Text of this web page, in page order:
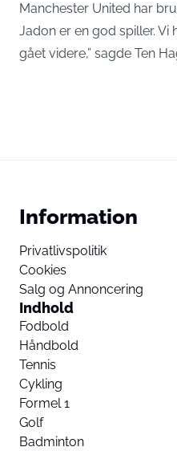
Manchester United har
Jadon er en god spiller. Vi
gået videre,” sagde Ten
Information
Privatlivspolitik
Cookies
Salg og Annoncering
Indhold
Fodbold
Håndbold
Tennis
Cykling
Formel 1
Golf
Badminton